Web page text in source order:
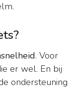
. Voor
er wel. En bij
ondersteuning